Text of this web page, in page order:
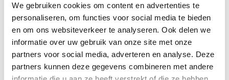
We gebruiken cookies om content en advertenties te
personaliseren, om functies voor social media te bieden
en om ons websiteverkeer te analyseren. Ook delen we
informatie over uw gebruik van onze site met onze
partners voor social media, adverteren en analyse. Deze
partners kunnen deze gegevens combineren met andere
Je bent verantwoordelijk en zelfstandig
Je houdt van lekker bewegen in de frisse lucht
Je houdt vooral van fijn werk dat lekker bijverdient!
Je wordt blij van het bezorgen van het laatste nieuws